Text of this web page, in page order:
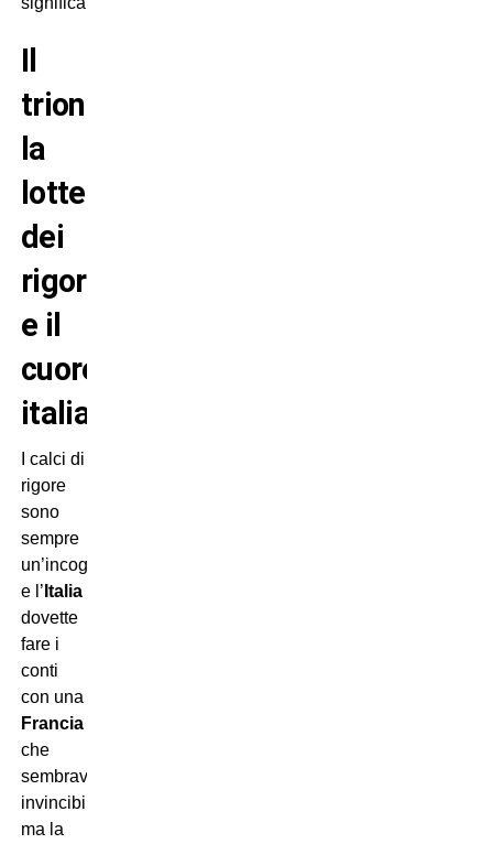
Il
trionfo:
la
lotteria
dei
rigori
e il
cuore
italiano
I calci di
rigore
sono
sempre
un’incognita,
e l’ Italia
dovette
fare i
conti
con una
Francia
che
sembrava
invincibile,
ma la